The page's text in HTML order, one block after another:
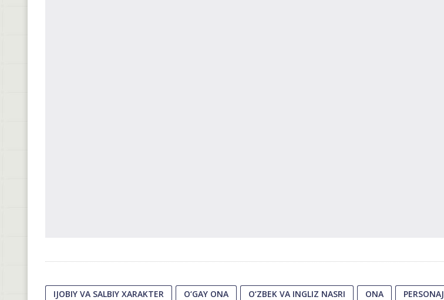
IJOBIY VA SALBIY XARAKTER O‘GAY ONA O‘ZBEK VA INGLIZ NASRI ONA PERSONAJ